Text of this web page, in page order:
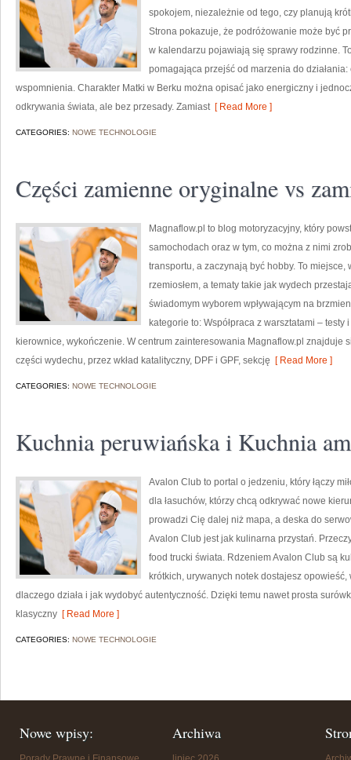
spokojem, niezależnie od tego, czy planują
Strona pokazuje, że podróżowanie może być
w kalendarzu pojawiają się sprawy rodzinne.
pomagająca przejść od marzenia do
wspomnienia. Charakter Matki w Berku można opisać jako energiczny i
odkrywania świata, ale bez przesady. Zamiast[ Read More ]
CATEGORIES: NOWE TECHNOLOGIE
Części zamienne oryginalne vs
Magnaflow.pl to blog motoryzacyjny, który
samochodach oraz w tym, co można z nimi
transportu, a zaczynają być hobby. To miejsce,
rzemiosłem, a tematy takie jak wydech
świadomym wyborem wpływającym na
kategorie to: Współpraca z warsztatami –
kierownice, wykończenie. W centrum zainteresowania Magnaflow.pl znajduje
części wydechu, przez wkład katalityczny, DPF i GPF, sekcję [ Read More ]
CATEGORIES: NOWE TECHNOLOGIE
Kuchnia peruwiańska i Kuchnia
Avalon Club to portal o jedzeniu, który łączy
dla łasuchów, którzy chcą odkrywać nowe
prowadzi Cię dalej niż mapa, a deska do
Avalon Club jest jak kulinarna przystań.
food trucki świata. Rdzeniem Avalon Club są
krótkich, urywanych notek dostajesz
dlaczego działa i jak wydobyć autentyczność. Dzięki temu nawet prosta
klasyczny [ Read More ]
CATEGORIES: NOWE TECHNOLOGIE
Nowe wpisy: Archiwa